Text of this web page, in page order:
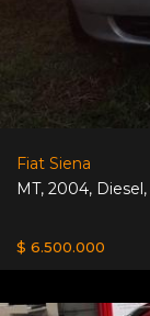
Fiat Siena
MT, 2004, Diesel,
$ 6.500.000